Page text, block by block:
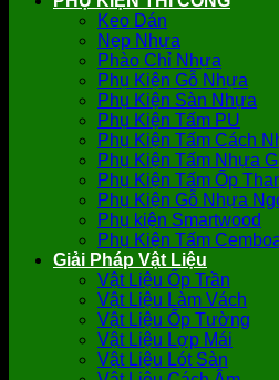
Keo Dán
Nẹp Nhựa
Phào Chỉ Nhựa
Phụ Kiện Gỗ Nhựa
Phụ Kiện Sàn Nhựa
Phụ Kiện Tấm PU
Phụ Kiện Tấm Cách
Phụ Kiện Tấm Nhựa
Phụ Kiện Tấm Ốp
Phụ Kiện Gỗ Nhựa
Phụ kiện Smartwood
Phụ Kiện Tấm
Giải Pháp Vật Liệu
Vật Liệu Ốp Trần
Vật Liệu Làm Vách
Vật Liệu Ốp Tường
Vật Liệu Lợp Mái
Vật Liệu Lót Sàn